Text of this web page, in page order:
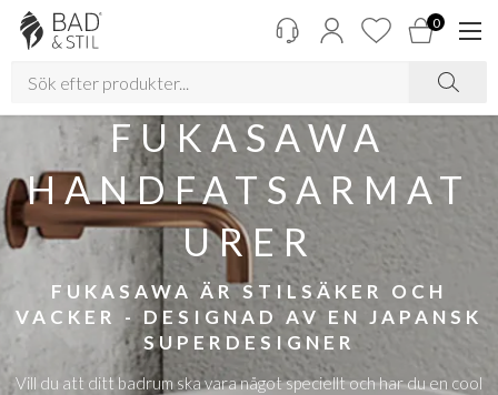
0
FUKASAWA
HANDFATSARMAT
URER
FUKASAWA ÄR STILSÄKER OCH
VACKER - DESIGNAD AV EN JAPANSK
SUPERDESIGNER
Vill du att ditt badrum ska vara något speciellt och har du en cool